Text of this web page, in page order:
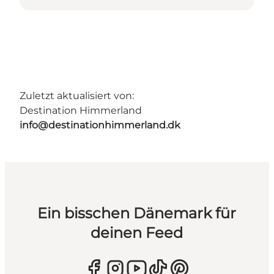
Zuletzt aktualisiert von:
Destination Himmerland
info@destinationhimmerland.dk
Ein bisschen Dänemark für
deinen Feed